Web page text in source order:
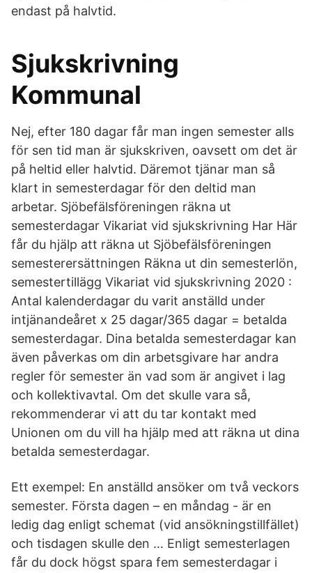
endast på halvtid.
Sjukskrivning
Kommunal
Nej, efter 180 dagar får man ingen semester alls
för sen tid man är sjukskriven, oavsett om det är
på heltid eller halvtid. Däremot tjänar man så
klart in semesterdagar för den deltid man
arbetar. Sjöbefälsföreningen räkna ut
semesterdagar Vikariat vid sjukskrivning Har Här
får du hjälp att räkna ut Sjöbefälsföreningen
semesterersättningen Räkna ut din semesterlön,
semestertillägg Vikariat vid sjukskrivning 2020 :
Antal kalenderdagar du varit anställd under
intjänandeåret x 25 dagar/365 dagar = betalda
semesterdagar. Dina betalda semesterdagar kan
även påverkas om din arbetsgivare har andra
regler för semester än vad som är angivet i lag
och kollektivavtal. Om det skulle vara så,
rekommenderar vi att du tar kontakt med
Unionen om du vill ha hjälp med att räkna ut dina
betalda semesterdagar.
Ett exempel: En anställd ansöker om två veckors
semester. Första dagen – en måndag - är en
ledig dag enligt schemat (vid ansökningstillfället)
och tisdagen skulle den … Enligt semesterlagen
får du dock högst spara fem semesterdagar i